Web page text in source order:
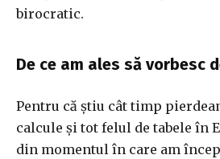
birocratic.
De ce am ales să vorbesc
Pentru că știu cât timp
calcule și tot felul de tabele în
din momentul în care am